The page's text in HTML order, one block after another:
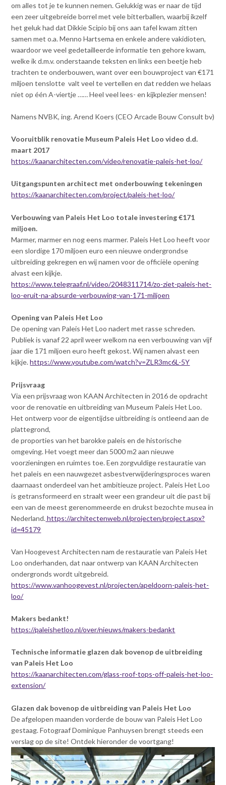
om alles tot je te kunnen nemen. Gelukkig was er naar de tijd
een zeer uitgebreide borrel met vele bitterballen, waarbij ikzelf
het geluk had dat Dikkie Scipio bij ons aan tafel kwam zitten
samen met o.a. Menno Hartsema en enkele andere vakidioten,
waardoor we veel gedetailleerde informatie ten gehore kwam,
welke ik d.m.v. onderstaande teksten en links een beetje heb
trachten te onderbouwen, want over een bouwproject van €171
miljoen tenslotte valt veel te vertellen en dat redden we helaas
niet op één A-viertje …… Heel veel lees- en kijkplezier mensen!
Namens NVBK, ing. Arend Koers (CEO Arcade Bouw Consult bv)
Vooruitblik renovatie Museum Paleis Het Loo video d.d.
maart 2017
https://kaanarchitecten.com/video/renovatie-paleis-het-loo/
Uitgangspunten architect met onderbouwing tekeningen
https://kaanarchitecten.com/project/paleis-het-loo/
Verbouwing van Paleis Het Loo totale investering €171
miljoen.
Marmer, marmer en nog eens marmer. Paleis Het Loo heeft voor
een slordige 170 miljoen euro een nieuwe ondergrondse
uitbreiding gekregen en wij namen voor de officiële opening
alvast een kijkje.
https://www.telegraaf.nl/video/2048311714/zo-ziet-paleis-het-
loo-eruit-na-absurde-verbouwing-van-171-miljoen
Opening van Paleis Het Loo
De opening van Paleis Het Loo nadert met rasse schreden.
Publiek is vanaf 22 april weer welkom na een verbouwing van vijf
jaar die 171 miljoen euro heeft gekost. Wij namen alvast een
kijkje.https://www.youtube.com/watch?v=ZLR3mc6L-5Y
Prijsvraag
Via een prijsvraag won KAAN Architecten in 2016 de opdracht
voor de renovatie en uitbreiding van Museum Paleis Het Loo.
Het ontwerp voor de eigentijdse uitbreiding is ontleend aan de
plattegrond,
de proporties van het barokke paleis en de historische
omgeving. Het voegt meer dan 5000 m2 aan nieuwe
voorzieningen en ruimtes toe. Een zorgvuldige restauratie van
het paleis en een nauwgezet asbestverwijderingsproces waren
daarnaast onderdeel van het ambitieuze project. Paleis Het Loo
is getransformeerd en straalt weer een grandeur uit die past bij
een van de meest gerenommeerde en drukst bezochte musea in
Nederland.https://architectenweb.nl/projecten/project.aspx?
id=45179
Van Hoogevest Architecten nam de restauratie van Paleis Het
Loo onderhanden, dat naar ontwerp van KAAN Architecten
ondergronds wordt uitgebreid.
https://www.vanhoogevest.nl/projecten/apeldoorn-paleis-het-
loo/
Makers bedankt!
https://paleishetloo.nl/over/nieuws/makers-bedankt
Technische informatie glazen dak bovenop de uitbreiding
van Paleis Het Loo
https://kaanarchitecten.com/glass-roof-tops-off-paleis-het-loo-
extension/
Glazen dak bovenop de uitbreiding van Paleis Het Loo
De afgelopen maanden vorderde de bouw van Paleis Het Loo
gestaag. Fotograaf Dominique Panhuysen brengt steeds een
verslag op de site! Ontdek hieronder de voortgang!